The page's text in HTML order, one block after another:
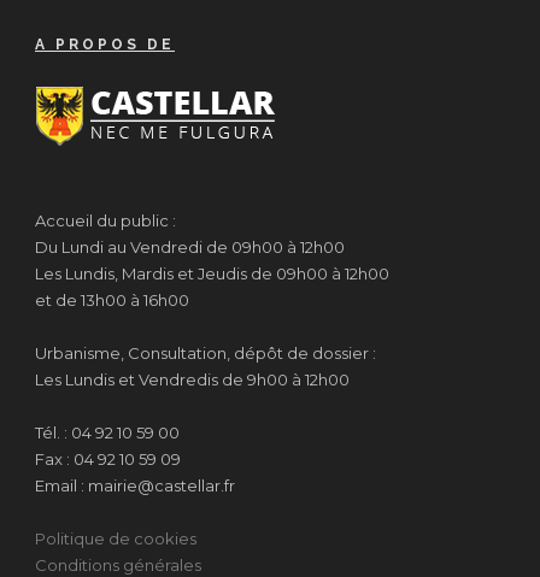
A PROPOS DE
Accueil du public :
Du Lundi au Vendredi de 09h00 à 12h00
Les Lundis, Mardis et Jeudis de 09h00 à 12h00
et de 13h00 à 16h00
Urbanisme, Consultation, dépôt de dossier :
Les Lundis et Vendredis de 9h00 à 12h00
Tél. : 04 92 10 59 00
Fax : 04 92 10 59 09
Email : mairie@castellar.fr
Politique de cookies
Conditions générales